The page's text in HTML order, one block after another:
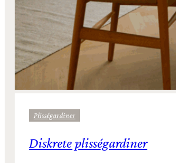
Plisségardiner
Diskrete plisségardiner